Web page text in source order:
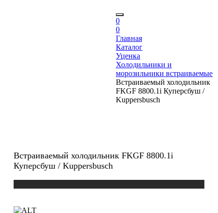
0
0
Главная
Каталог
Уценка
Холодильники и
морозильники встраиваемые
Встраиваемый холодильник
FKGF 8800.1i Куперсбуш /
Kuppersbusch
Встраиваемый холодильник FKGF 8800.1i
Куперсбуш / Kuppersbusch